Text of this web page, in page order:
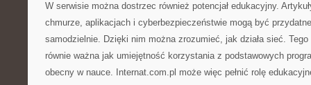
W serwisie można dostrzec również potencjał edukacyjny.
chmurze, aplikacjach i cyberbezpieczeństwie mogą być
samodzielnie. Dzięki nim można zrozumieć, jak działa sieć.
równie ważna jak umiejętność korzystania z podstawowych
obecny w nauce. Internat.com.pl może więc pełnić rolę